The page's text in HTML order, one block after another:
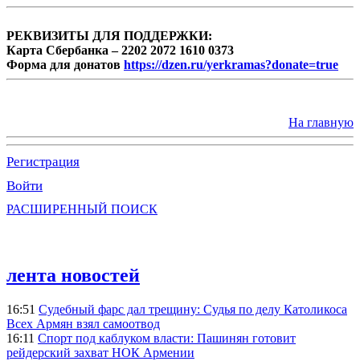
РЕКВИЗИТЫ ДЛЯ ПОДДЕРЖКИ:
Карта Сбербанка – 2202 2072 1610 0373
Форма для донатов https://dzen.ru/yerkramas?donate=true
На главную
Регистрация
Войти
РАСШИРЕННЫЙ ПОИСК
лента новостей
16:51 Судебный фарс дал трещину: Судья по делу Католикоса
Всех Армян взял самоотвод
16:11 Спорт под каблуком власти: Пашинян готовит
рейдерский захват НОК Армении